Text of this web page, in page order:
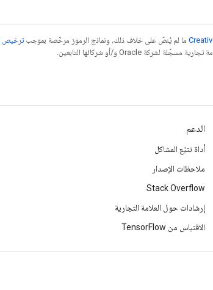
ما لم يُنصّ على خلاف ذلك، ونماذج الرموز مرخّصة بموجبترخيص Apache 2.0‏
الدعم
أداة تتبّع المشاكل
ملاحظات الإصدار
Stack Overflow
إرشادات حول العلامة التجارية
الاقتباس من TensorFlow